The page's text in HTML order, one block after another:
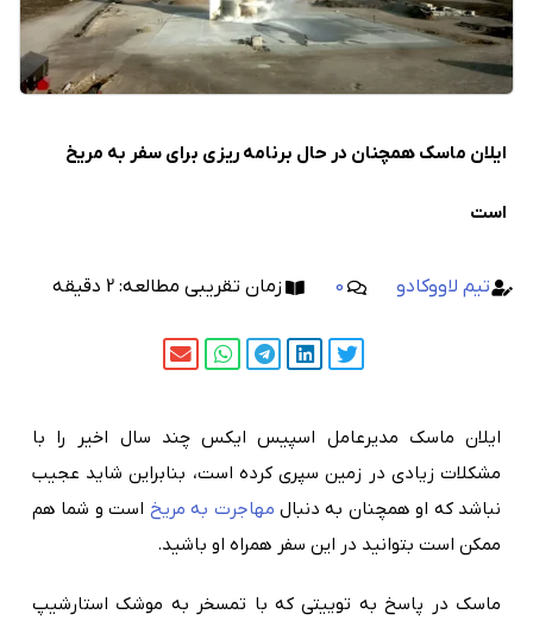
ایلان ماسک همچنان در حال برنامه ریزی برای سفر به مریخ
است
تیم لاووکادو 0 زمان تقریبی مطالعه: 2 دقیقه
ایلان ماسک مدیرعامل اسپیس ایکس چند سال اخیر را با
مشکلات زیادی در زمین سپری کرده است، بنابراین شاید عجیب
نباشد که او همچنان به دنبال مهاجرت به مریخ است و شما هم
ممکن است بتوانید در این سفر همراه او باشید.
ماسک در پاسخ به توییتی که با تمسخر به موشک استارشیپ